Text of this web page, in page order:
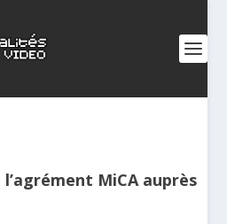
MiCA auprès